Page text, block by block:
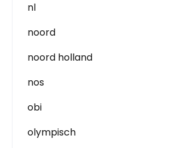
nl
noord
noord holland
nos
obi
olympisch